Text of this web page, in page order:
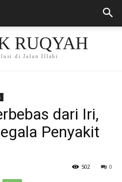
RUQYAH
di Jalan Illahi
dari Iri,
Penyakit
0
502